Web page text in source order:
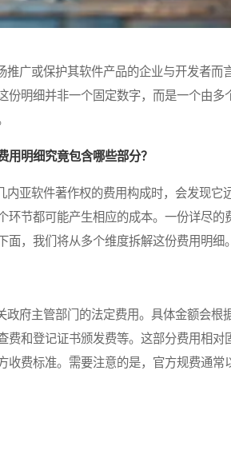
广或保护其软件产品的企业与开发者而
份明细并非一个固定数字，而是一个由
用明细究竟包含哪些部分？
亚软件著作权的费用构成时，会发现它
环节都可能产生相应的成本。一份详尽
面，我们将从多个维度拆解这份费用明细。
府主管部门的法定费用。具体金额会根
费和登记证书颁发费等。这部分费用相
收费标准。需要注意的是，官方规费通